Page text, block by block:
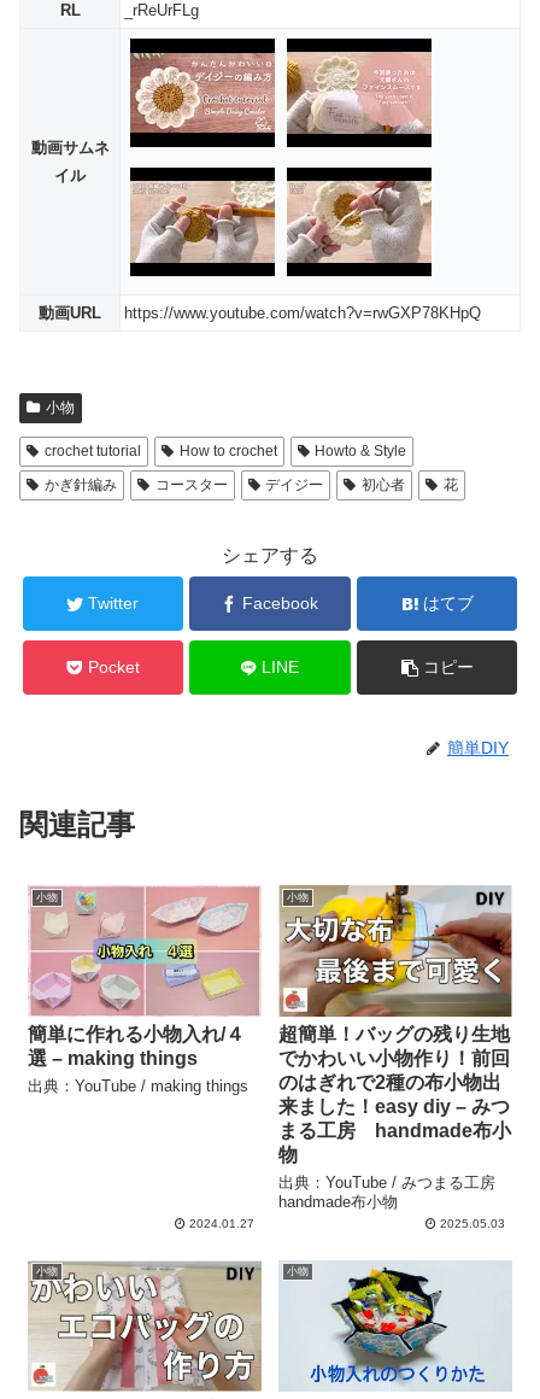
RL
_rReUrFLg
動画サムネ
イル
動画URL https://www.youtube.com/watch?v=rwGXP78KHpQ
小物
crochet tutorial How to crochet
Howto & Style
かぎ針編み
コースター デイジー 初心者 花
シェアする
Twitter Facebook はてブ
Pocket LINE コピー
簡単DIY
関連記事
小物
簡単に作れる小物入れ/４
選 – making things
出典：YouTube / making things
2024.01.27
小物
超簡単！バッグの残り生地
でかわいい小物作り！前回
のはぎれで2種の布小物出
来ました！easy diy – みつ
まる工房 handmade布小
物
出典：YouTube / みつまる工房
handmade布小物
2025.05.03
小物 小物